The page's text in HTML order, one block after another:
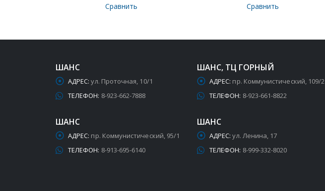
Сравнить Сравнить
ШАНС
АДРЕС: ул. Проточная, 10/1
ТЕЛЕФОН: 8-923-662-7888
ШАНС
АДРЕС: пр. Коммунистический, 95/1
ТЕЛЕФОН: 8-913-695-6140
ШАНС, ТЦ ГОРНЫЙ
АДРЕС: пр. Коммунистический, 109/2
ТЕЛЕФОН: 8-923-661-8822
ШАНС
АДРЕС: ул. Ленина, 17
ТЕЛЕФОН: 8-999-332-8020